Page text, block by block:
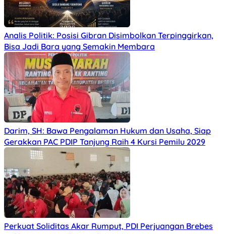
Analis Politik: Posisi Gibran Disimbolkan Terpinggirkan,
Bisa Jadi Bara yang Semakin Membara
Darim, SH: Bawa Pengalaman Hukum dan Usaha, Siap
Gerakkan PAC PDIP Tanjung Raih 4 Kursi Pemilu 2029
Perkuat Soliditas Akar Rumput, PDI Perjuangan Brebes